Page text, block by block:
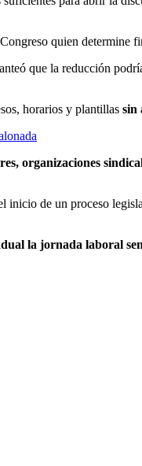
quien determine
que la reducción
horarios y plantillas sin
organizaciones
inicio de un proceso
la jornada laboral